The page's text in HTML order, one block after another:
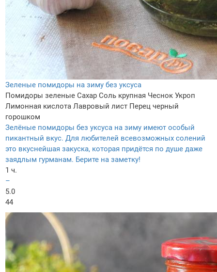
Зеленые помидоры на зиму без уксуса
Помидоры зеленые Сахар Соль крупная Чеснок Укроп
Лимонная кислота Лавровый лист Перец черный
горошком
Зелёные помидоры без уксуса на зиму имеют особый
пикантный вкус. Для любителей всевозможных солений
это вкуснейшая закуска, которая придётся по душе даже
заядлым гурманам. Берите на заметку!
1 ч.
–
5.0
44